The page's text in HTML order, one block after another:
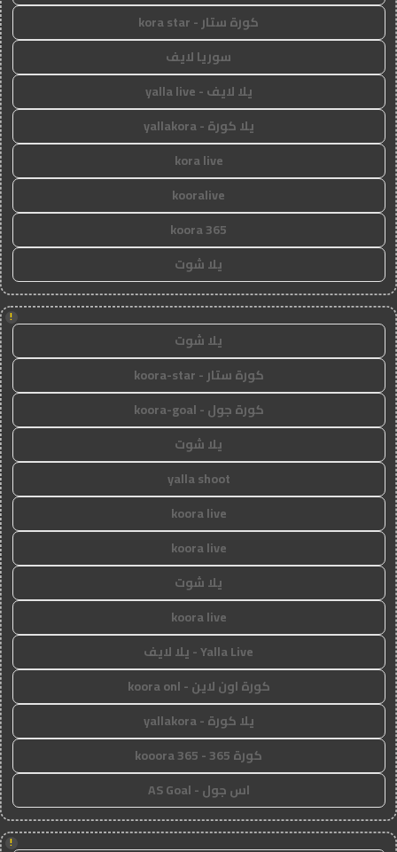
كورة ستار - kora star
سوريا لايف
يلا لايف - yalla live
يلا كورة - yallakora
kora live
kooralive
koora 365
يلا شوت
!
يلا شوت
كورة ستار - koora-star
كورة جول - koora-goal
يلا شوت
yalla shoot
koora live
koora live
يلا شوت
koora live
Yalla Live - يلا لايف
كورة اون لاين - koora onl
يلا كورة - yallakora
كورة 365 - kooora 365
اس جول - AS Goal
!